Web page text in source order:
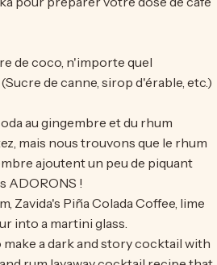
de coco, n'importe quel
de canne, sirop d'érable, etc.)
au gingembre et du rhum
mais nous trouvons que le rhum
ajoutent un peu de piquant
ADORONS !